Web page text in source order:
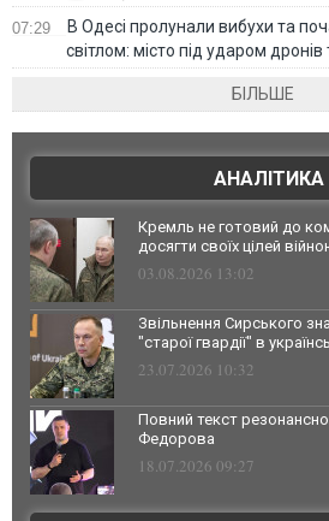
07:29
В Одесі пролунали вибухи та
світлом: місто під ударом дронів
БІЛЬШЕ
АНАЛІТИКА
Кремль не готовий до
досягти своїх цілей
03.08.2026 13:02
Звільнення Сирського
"старої гвардії" в
23.07.2026 10:32
Повний текст
Федорова
18.07.2026 09:27